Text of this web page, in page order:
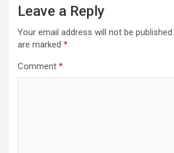
Leave a Reply
Your email address will not be published.
are marked *
Comment *